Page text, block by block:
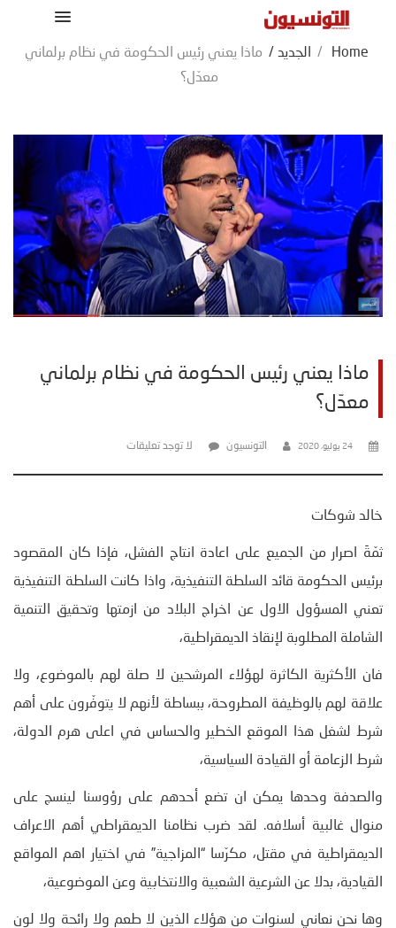
Home
/ الجديد / ماذا يعني رئيس الحكومة في نظام برلماني
معدّل؟
ماذا يعني رئيس الحكومة في نظام برلماني
معدّل؟
24 يوليو، 2020 التونسيون لا توجد تعليقات
خالد شوكات
ثمّةَ اصرار من الجميع على اعادة انتاج الفشل، فإذا كان المقصود
برئيس الحكومة قائد السلطة التنفيذية، واذا كانت السلطة التنفيذية
تعني المسؤول الاول عن اخراج البلاد من ازمتها وتحقيق التنمية
الشاملة المطلوبة لإنقاذ الديمقراطية،
فان الأكثرية الكاثرة لهؤلاء المرشحين لا صلة لهم بالموضوع، ولا
علاقة لهم بالوظيفة المطروحة، ببساطة لأنهم لا يتوفّرون على أهم
شرط لشغل هذا الموقع الخطير والحساس في اعلى هرم الدولة،
شرط الزعامة أو القيادة السياسية،
والصدفة وحدها يمكن ان تضع أحدهم على رؤوسنا لينسج على
منوال غالبية أسلافه. لقد ضرب نظامنا الديمقراطي أهم الاعراف
الديمقراطية في مقتل، مكرّسا “المزاجية” في اختيار اهم المواقع
القيادية، بدلا عن الشرعية الشعبية والانتخابية وعن الموضوعية،
وها نحن نعاني لسنوات من هؤلاء الذين لا طعم ولا رائحة ولا لون